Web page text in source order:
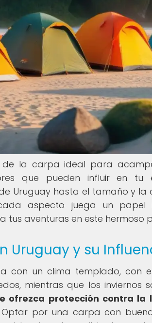
de la carpa ideal para
que pueden influir en tu
Uruguay hasta el tamaño y
aspecto juega un
tus aventuras en este hermoso
Uruguay y su
con un clima templado, con
mientras que los inviernos
ofrezca protección contra la
Optar por una carpa con